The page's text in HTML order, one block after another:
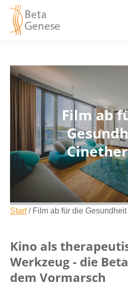
Film ab
Start/ Film ab für die
Kino als
Werkzeug - die
dem Vormarsch